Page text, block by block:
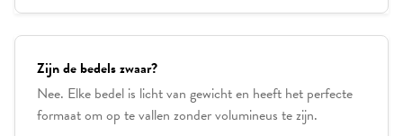
Zijn de bedels zwaar?
Nee. Elke bedel is licht van gewicht en heeft het perfecte
formaat om op te vallen zonder volumineus te zijn.